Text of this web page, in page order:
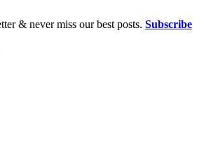
& never miss our best posts. Subscribe